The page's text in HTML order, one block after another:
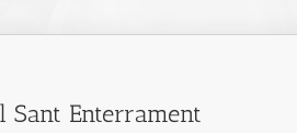
Sant Enterrament